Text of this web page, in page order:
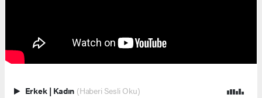
Erkek | Kadın (Haberi Sesli Oku)